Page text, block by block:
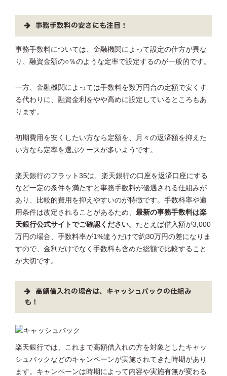
事務手数料の安さにも注目！
事務手数料については、金融機関によって設定の仕方が異な
り、融資金額の○％のような定率で設定するのが一般的です。
一方、金融機関によっては手数料を数万円台の定額で安くす
る代わりに、融資金利をやや高めに設定しているところもあ
ります。
初期費用を安くしたい方なら定額を、月々の返済額を抑えた
い方なら定率を選ぶケースが多いようです。
楽天銀行のフラット35は、楽天銀行の口座を返済口座にする
など一定の条件を満たすと事務手数料が優遇される仕組みが
あり、比較的費用を抑えやすいのが特徴です。手数料率や適
用条件は改定されることがあるため、 最新の事務手数料は楽
天銀行公式サイトでご確認ください。 たとえば借入額が3,000
万円の場合、手数料率が1%違うだけで約30万円の差になりま
すので、金利だけでなく手数料も含めた総額で比較すること
が大切です。
高額借入れの場合は、キャッシュバックの仕組み
も！
楽天銀行では、これまで高額借入れの方を対象としたキャッ
シュバックなどのキャンペーンが実施されてきた時期があり
ます。キャンペーンは時期によって内容や実施有無が変わる